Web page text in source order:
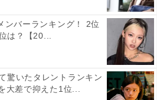
ンバーランキング！ 2位
は？【20...
驚いたタレントランキン
大差で抑えた1位...